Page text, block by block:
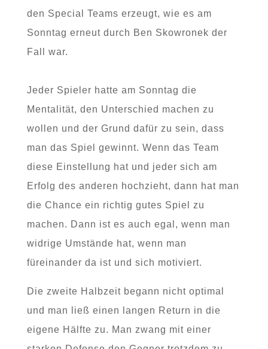
den Special Teams erzeugt, wie es am
Sonntag erneut durch Ben Skowronek der
Fall war.
Jeder Spieler hatte am Sonntag die
Mentalität, den Unterschied machen zu
wollen und der Grund dafür zu sein, dass
man das Spiel gewinnt. Wenn das Team
diese Einstellung hat und jeder sich am
Erfolg des anderen hochzieht, dann hat man
die Chance ein richtig gutes Spiel zu
machen. Dann ist es auch egal, wenn man
widrige Umstände hat, wenn man
füreinander da ist und sich motiviert.
Die zweite Halbzeit begann nicht optimal
und man ließ einen langen Return in die
eigene Hälfte zu. Man zwang mit einer